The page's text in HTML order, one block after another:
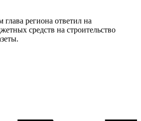
региона ответил на
средств на строительство